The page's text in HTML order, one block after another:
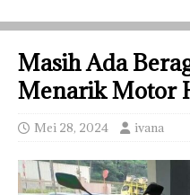
Masih Ada
Menarik Motor
Mei 28, 2024 ivana